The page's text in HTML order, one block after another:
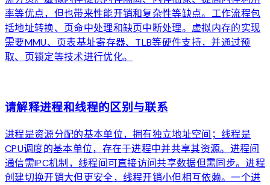
率等优点，但也带来性能开销和复杂性等缺点。工作流程包
括地址转换、页命中处理和缺页中断处理。虚拟内存的实现
需要MMU、页表基址寄存器、TLB等硬件支持，并通过预
取、页锁定等技术进行优化。
请解释进程和线程的区别与联系
进程是资源分配的基本单位，拥有独立地址空间；线程是
CPU调度的基本单位，存在于进程中并共享其资源。进程间
通信需IPC机制，线程间可直接访问共享数据但需同步。进程
创建切换开销大但更安全，线程开销小但相互依赖。一个进